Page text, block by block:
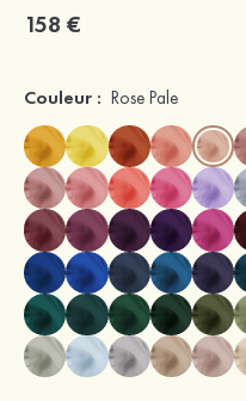
158 €
Couleur : Rose Pale